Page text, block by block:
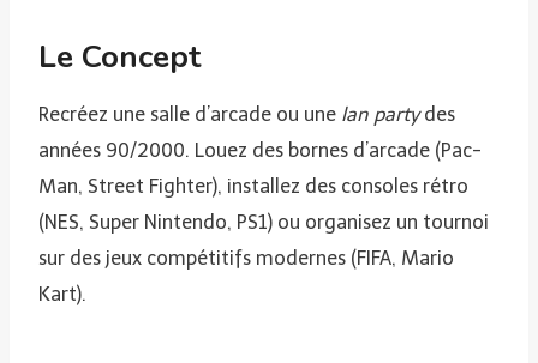
Le Concept
Recréez une salle d’arcade ou une lan partydes
années 90/2000. Louez des bornes d’arcade (Pac-
Man, Street Fighter), installez des consoles rétro
(NES, Super Nintendo, PS1) ou organisez un tournoi
sur des jeux compétitifs modernes (FIFA, Mario
Kart).